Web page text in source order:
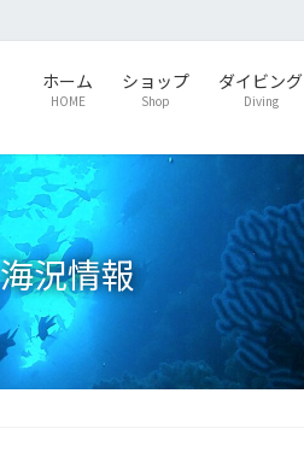
ホーム
HOME
ショップ
Shop
ダイビング
Diving
海況情報